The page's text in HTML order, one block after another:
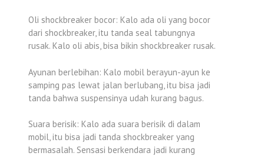
Oli shockbreaker bocor: Kalo ada oli yang bocor
dari shockbreaker, itu tanda seal tabungnya
rusak. Kalo oli abis, bisa bikin shockbreaker rusak.
Ayunan berlebihan: Kalo mobil berayun-ayun ke
samping pas lewat jalan berlubang, itu bisa jadi
tanda bahwa suspensinya udah kurang bagus.
Suara berisik: Kalo ada suara berisik di dalam
mobil, itu bisa jadi tanda shockbreaker yang
bermasalah. Sensasi berkendara jadi kurang